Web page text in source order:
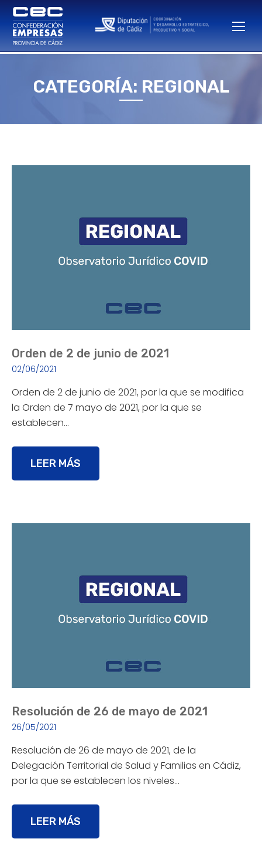
CATEGORÍA: REGIONAL
Estás aquí:
Orden de 2 de junio de 2021
02/06/2021
Orden de 2 de junio de 2021, por la que se modifica
la Orden de 7 mayo de 2021, por la que se
establecen…
LEER MÁS
Resolución de 26 de mayo de 2021
26/05/2021
Resolución de 26 de mayo de 2021, de la
Delegación Territorial de Salud y Familias en Cádiz,
por la que se establecen los niveles…
LEER MÁS